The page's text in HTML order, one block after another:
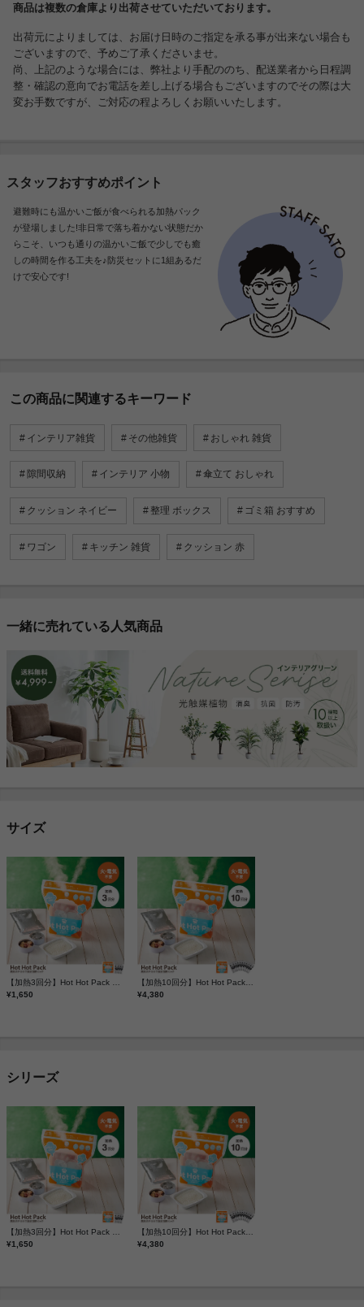
商品は複数の倉庫より出荷させていただいております。
出荷元によりましては、お届け日時のご指定を承る事が出来ない場合も
ございますので、予めご了承くださいませ。
尚、上記のような場合には、弊社より手配ののち、配送業者から日程調
整・確認の意向でお電話を差し上げる場合もございますのでその際は大
変お手数ですが、ご対応の程よろしくお願いいたします。
スタッフおすすめポイント
避難時にも温かいご飯が食べられる加熱パック
が登場しました!非日常で落ち着かない状態だか
らこそ、いつも通りの温かいご飯で少しでも癒
しの時間を作る工夫を♪防災セットに1組あるだ
けで安心です!
この商品に関連するキーワード
インテリア雑貨 その他雑貨 おしゃれ 雑貨
隙間収納 インテリア 小物 傘立て おしゃれ
クッション ネイビー 整理 ボックス ゴミ箱 おすすめ
ワゴン キッチン 雑貨 クッション 赤
一緒に売れている人気商品
サイズ
¥1,650
【加熱10回分】Hot Hot Pack 蒸気のチカラで食品加熱パック
¥4,380
シリーズ
¥1,650
【加熱10回分】Hot Hot Pack 蒸気のチカラで食品加熱パック
¥4,380